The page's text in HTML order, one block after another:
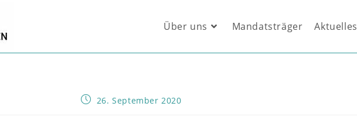
Über uns Mandatsträger Aktuelles
Beitrag26. September 2020